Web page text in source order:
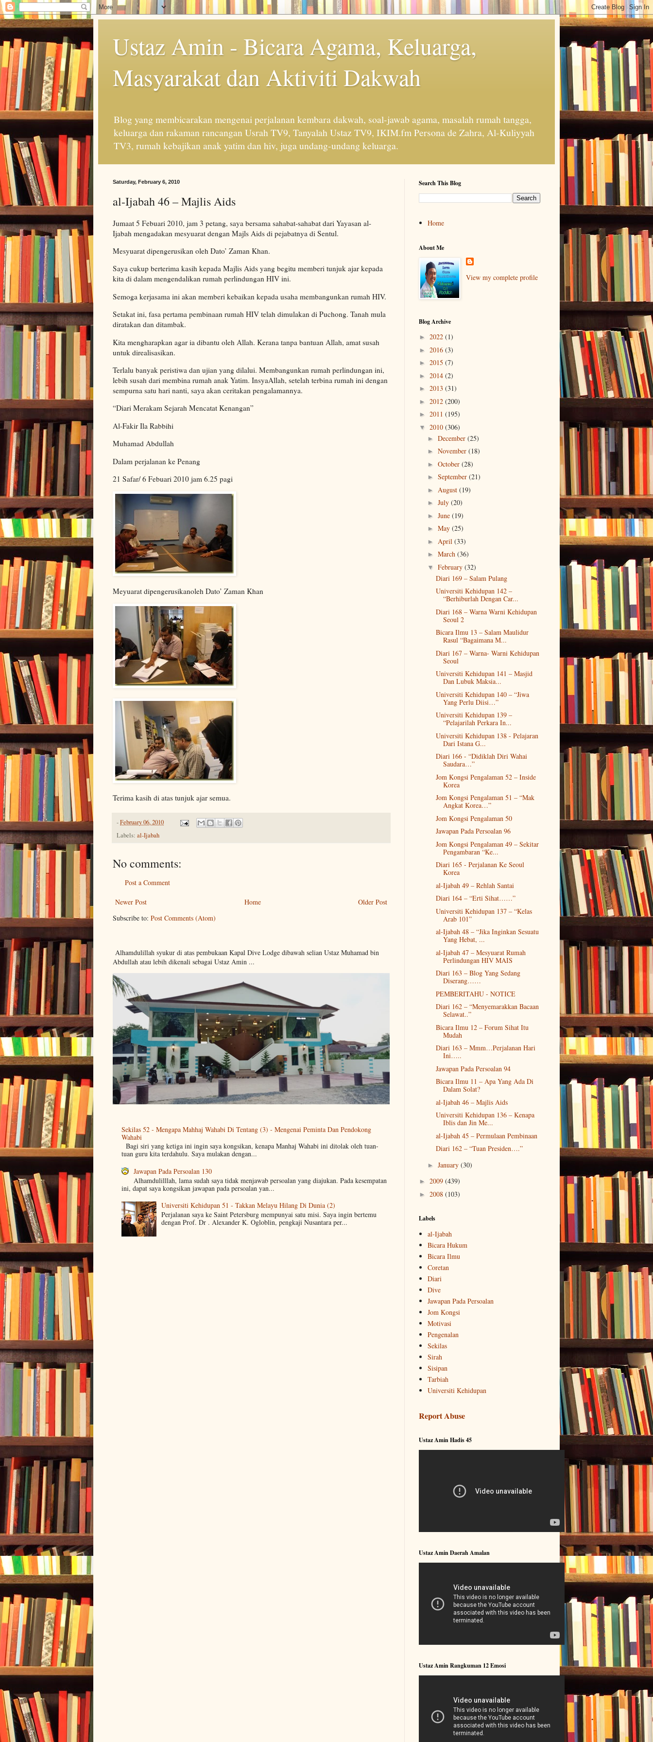
Ustaz Amin - Bicara Agama, Keluarga,
Masyarakat dan Aktiviti Dakwah
Blog yang membicarakan mengenai perjalanan kembara dakwah, soal-jawab agama, masalah rumah tangga,
keluarga dan rakaman rancangan Usrah TV9, Tanyalah Ustaz TV9, IKIM.fm Persona de Zahra, Al-Kuliyyah
TV3, rumah kebajikan anak yatim dan hiv, juga undang-undang keluarga.
Saturday, February 6, 2010
al-Ijabah 46 – Majlis Aids
Jumaat 5 Febuari 2010, jam 3 petang, saya bersama sahabat-sahabat dari Yayasan al-
Ijabah mengadakan mesyuarat dengan Majls Aids di pejabatnya di Sentul.
Mesyuarat dipengerusikan oleh Dato’ Zaman Khan.
Saya cukup berterima kasih kepada Majlis Aids yang begitu memberi tunjuk ajar kepada
kita di dalam mengendalikan rumah perlindungan HIV ini.
Semoga kerjasama ini akan memberi kebaikan kepada usaha membangunkan rumah HIV.
Setakat ini, fasa pertama pembinaan rumah HIV telah dimulakan di Puchong. Tanah mula
diratakan dan ditambak.
Kita mengharapkan agar ia dibantu oleh Allah. Kerana tanpa bantuan Allah, amat susah
untuk direalisasikan.
Terlalu banyak peristiwa dan ujian yang dilalui. Membangunkan rumah perlindungan ini,
lebih susah dari membina rumah anak Yatim. InsyaAllah, setelah terbina rumah ini dengan
sempurna satu hari nanti, saya akan ceritakan pengalamannya.
“Diari Merakam Sejarah Mencatat Kenangan”
Al-Fakir Ila Rabbihi
Muhamad Abdullah
Dalam perjalanan ke Penang
21 Safar/ 6 Febuari 2010 jam 6.25 pagi
Meyuarat dipengerusikanoleh Dato’ Zaman Khan
Terima kasih di atas tunjuk ajar semua.
-February 06, 2010
Labels: al-Ijabah
No comments:
Post a Comment
Newer Post Older Post
Home
Subscribe to: Post Comments (Atom)
Alhamdulillah syukur di atas pembukaan Kapal Dive Lodge dibawah selian Ustaz Muhamad bin
Abdullah atau lebih dikenali sebagai Ustaz Amin ...
Sekilas 52 - Mengapa Mahhaj Wahabi Di Tentang (3) - Mengenai Peminta Dan Pendokong
Wahabi
Bagi siri yang ketiga ini ingin saya kongsikan, kenapa Manhaj Wahabi ini ditolak oleh tuan-
tuan guru kita terdahulu. Saya mulakan dengan...
Jawapan Pada Persoalan 130
Alhamdulilllah, lama sudah saya tidak menjawab persoalan yang diajukan. Pada kesempatan
ini, dapat saya kongsikan jawapan pada persoalan yan...
Universiti Kehidupan 51 - Takkan Melayu Hilang Di Dunia (2)
Perjalanan saya ke Saint Petersburg mempunyai satu misi. Saya ingin bertemu
dengan Prof. Dr . Alexander K. Ogloblin, pengkaji Nusantara per...
Search This Blog
Home
About Me
View my complete profile
Blog Archive
► 2022 (1)
► 2016 (3)
► 2015 (7)
► 2014 (2)
► 2013 (31)
► 2012 (200)
► 2011 (195)
▼ 2010 (306)
► December (25)
► November (18)
► October (28)
► September (21)
► August (19)
► July (20)
► June (19)
► May (25)
► April (33)
► March (36)
▼ February (32)
Diari 169 – Salam Pulang
Universiti Kehidupan 142 –
“Berhiburlah Dengan Car...
Diari 168 – Warna Warni Kehidupan
Seoul 2
Bicara Ilmu 13 – Salam Maulidur
Rasul “Bagaimana M...
Diari 167 – Warna- Warni Kehidupan
Seoul
Universiti Kehidupan 141 – Masjid
Dan Lubuk Maksia...
Universiti Kehidupan 140 – “Jiwa
Yang Perlu Diisi…”
Universiti Kehidupan 139 –
“Pelajarilah Perkara In...
Universiti Kehidupan 138 - Pelajaran
Dari Istana G...
Diari 166 - “Didiklah Diri Wahai
Saudara…”
Jom Kongsi Pengalaman 52 – Inside
Korea
Jom Kongsi Pengalaman 51 – “Mak
Angkat Korea…”
Jom Kongsi Pengalaman 50
Jawapan Pada Persoalan 96
Jom Kongsi Pengalaman 49 – Sekitar
Pengambaran “Ke...
Diari 165 - Perjalanan Ke Seoul
Korea
al-Ijabah 49 – Rehlah Santai
Diari 164 – “Erti Sihat……”
Universiti Kehidupan 137 – “Kelas
Arab 101”
al-Ijabah 48 – “Jika Inginkan Sesuatu
Yang Hebat, ...
al-Ijabah 47 – Mesyuarat Rumah
Perlindungan HIV MAIS
Diari 163 – Blog Yang Sedang
Diserang……
PEMBERITAHU - NOTICE
Diari 162 – “Menyemarakkan Bacaan
Selawat..”
Bicara Ilmu 12 – Forum Sihat Itu
Mudah
Diari 163 – Mmm…Perjalanan Hari
Ini…..
Jawapan Pada Persoalan 94
Bicara Ilmu 11 – Apa Yang Ada Di
Dalam Solat?
al-Ijabah 46 – Majlis Aids
Universiti Kehidupan 136 – Kenapa
Iblis dan Jin Me...
al-Ijabah 45 – Permulaan Pembinaan
Diari 162 – “Tuan Presiden….”
► January (30)
► 2009 (439)
► 2008 (103)
Labels
al-Ijabah
Bicara Hukum
Bicara Ilmu
Coretan
Diari
Dive
Jawapan Pada Persoalan
Jom Kongsi
Motivasi
Pengenalan
Sekilas
Sirah
Sisipan
Tarbiah
Universiti Kehidupan
Report Abuse
Ustaz Amin Hadis 45
Ustaz Amin Daerah Amalan
Ustaz Amin Rangkuman 12 Emosi